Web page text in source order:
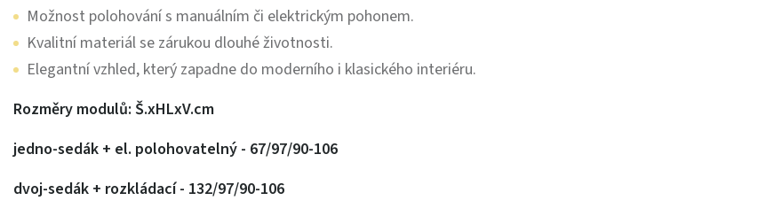
Možnost polohování s manuálním či elektrickým pohonem.
Kvalitní materiál se zárukou dlouhé životnosti.
Elegantní vzhled, který zapadne do moderního i klasického interiéru.
Rozměry modulů: Š.xHLxV.cm
jedno-sedák + el. polohovatelný - 67/97/90-106
dvoj-sedák + rozkládací - 132/97/90-106